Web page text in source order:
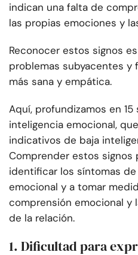
indican una falta de
las propias emociones y
Reconocer estos signos
problemas subyacentes y
más sana y empática.
Aquí, profundizamos en 15
inteligencia emocional,
indicativos de baja
Comprender estos signos
identificar los síntomas
emocional y a tomar
comprensión emocional y
de la relación.
1. Dificultad para